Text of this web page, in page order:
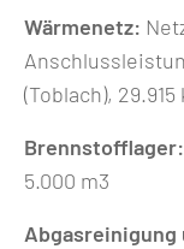
Wärmenetz:
(Toblach),
Brennstofflager:
5.000 m3
Abgasreinigung